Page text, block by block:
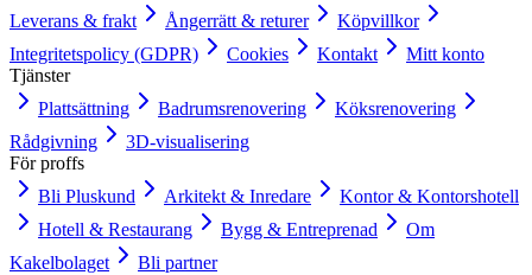
Leverans & frakt
Ångerrätt & returer
Köpvillkor
Integritetspolicy (GDPR)
Cookies Kontakt
Mitt konto
Tjänster
Plattsättning
Badrumsrenovering
Köksrenovering
Rådgivning
3D-visualisering
För proffs
Bli Pluskund
Arkitekt & Inredare
Kontor & Kontorshotell
Hotell & Restaurang
Bygg & Entreprenad
Om
Kakelbolaget
Bli partner